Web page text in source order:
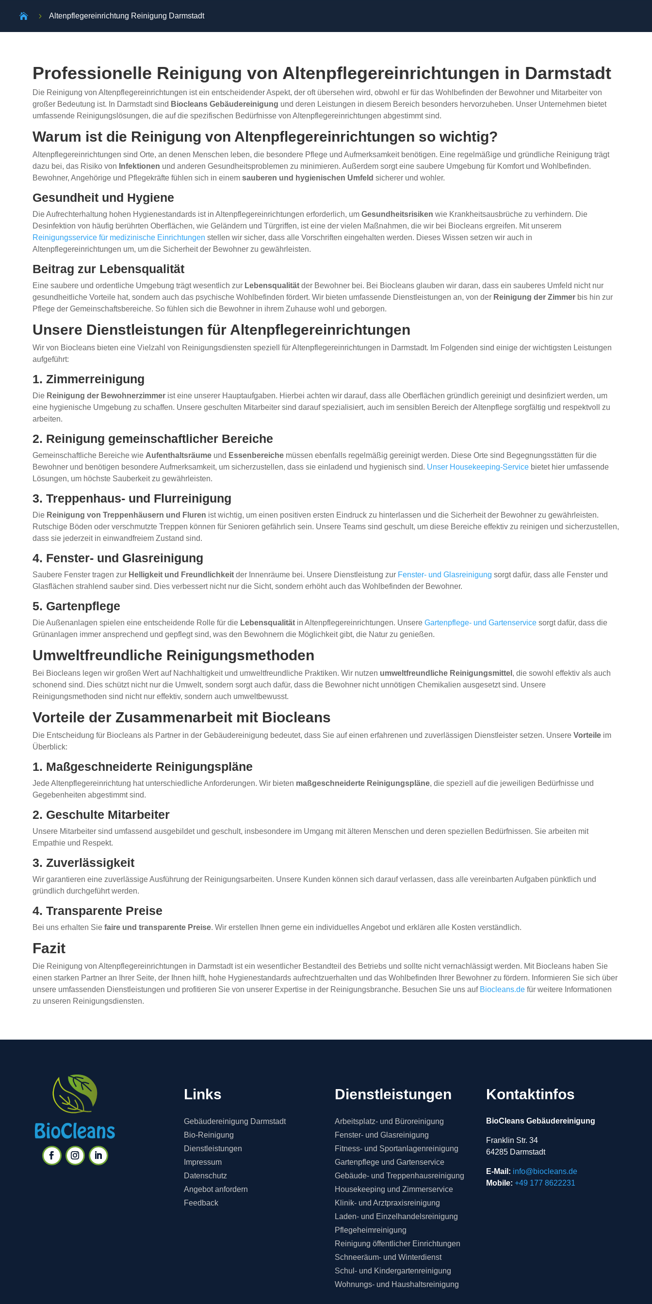
 5 Altenpflegereinrichtung Reinigung Darmstadt
Professionelle Reinigung von Altenpflegereinrichtungen in Darmstadt
Die Reinigung von Altenpflegereinrichtungen ist ein entscheidender Aspekt, der oft übersehen wird, obwohl er für das Wohlbefinden der Bewohner und Mitarbeiter von
großer Bedeutung ist. In Darmstadt sind Biocleans Gebäudereinigung und deren Leistungen in diesem Bereich besonders hervorzuheben. Unser Unternehmen bietet
umfassende Reinigungslösungen, die auf die spezifischen Bedürfnisse von Altenpflegereinrichtungen abgestimmt sind.
Warum ist die Reinigung von Altenpflegereinrichtungen so wichtig?
Altenpflegereinrichtungen sind Orte, an denen Menschen leben, die besondere Pflege und Aufmerksamkeit benötigen. Eine regelmäßige und gründliche Reinigung trägt
dazu bei, das Risiko von Infektionen und anderen Gesundheitsproblemen zu minimieren. Außerdem sorgt eine saubere Umgebung für Komfort und Wohlbefinden.
Bewohner, Angehörige und Pflegekräfte fühlen sich in einemsauberen und hygienischen Umfeld sicherer und wohler.
Gesundheit und Hygiene
Die Aufrechterhaltung hohen Hygienestandards ist in Altenpflegereinrichtungen erforderlich, umGesundheitsrisiken wie Krankheitsausbrüche zu verhindern. Die
Desinfektion von häufig berührten Oberflächen, wie Geländern und Türgriffen, ist eine der vielen Maßnahmen, die wir bei Biocleans ergreifen. Mit unserem
Reinigungsservice für medizinische Einrichtungen stellen wir sicher, dass alle Vorschriften eingehalten werden. Dieses Wissen setzen wir auch in
Altenpflegereinrichtungen um, um die Sicherheit der Bewohner zu gewährleisten.
Beitrag zur Lebensqualität
Eine saubere und ordentliche Umgebung trägt wesentlich zur Lebensqualität der Bewohner bei. Bei Biocleans glauben wir daran, dass ein sauberes Umfeld nicht nur
gesundheitliche Vorteile hat, sondern auch das psychische Wohlbefinden fördert. Wir bieten umfassende Dienstleistungen an, von der Reinigung der Zimmer bis hin zur
Pflege der Gemeinschaftsbereiche. So fühlen sich die Bewohner in ihrem Zuhause wohl und geborgen.
Unsere Dienstleistungen für Altenpflegereinrichtungen
Wir von Biocleans bieten eine Vielzahl von Reinigungsdiensten speziell für Altenpflegereinrichtungen in Darmstadt. Im Folgenden sind einige der wichtigsten Leistungen
aufgeführt:
1. Zimmerreinigung
Die Reinigung der Bewohnerzimmer ist eine unserer Hauptaufgaben. Hierbei achten wir darauf, dass alle Oberflächen gründlich gereinigt und desinfiziert werden, um
eine hygienische Umgebung zu schaffen. Unsere geschulten Mitarbeiter sind darauf spezialisiert, auch im sensiblen Bereich der Altenpflege sorgfältig und respektvoll zu
arbeiten.
2. Reinigung gemeinschaftlicher Bereiche
Gemeinschaftliche Bereiche wie Aufenthaltsräume und Essenbereiche müssen ebenfalls regelmäßig gereinigt werden. Diese Orte sind Begegnungsstätten für die
Bewohner und benötigen besondere Aufmerksamkeit, um sicherzustellen, dass sie einladend und hygienisch sind. Unser Housekeeping-Service bietet hier umfassende
Lösungen, um höchste Sauberkeit zu gewährleisten.
3. Treppenhaus- und Flurreinigung
Die Reinigung von Treppenhäusern und Fluren ist wichtig, um einen positiven ersten Eindruck zu hinterlassen und die Sicherheit der Bewohner zu gewährleisten.
Rutschige Böden oder verschmutzte Treppen können für Senioren gefährlich sein. Unsere Teams sind geschult, um diese Bereiche effektiv zu reinigen und sicherzustellen,
dass sie jederzeit in einwandfreiem Zustand sind.
4. Fenster- und Glasreinigung
Saubere Fenster tragen zur Helligkeit und Freundlichkeit der Innenräume bei. Unsere Dienstleistung zur Fenster- und Glasreinigung sorgt dafür, dass alle Fenster und
Glasflächen strahlend sauber sind. Dies verbessert nicht nur die Sicht, sondern erhöht auch das Wohlbefinden der Bewohner.
5. Gartenpflege
Die Außenanlagen spielen eine entscheidende Rolle für die Lebensqualität in Altenpflegereinrichtungen. UnsereGartenpflege- und Gartenservice sorgt dafür, dass die
Grünanlagen immer ansprechend und gepflegt sind, was den Bewohnern die Möglichkeit gibt, die Natur zu genießen.
Umweltfreundliche Reinigungsmethoden
Bei Biocleans legen wir großen Wert auf Nachhaltigkeit und umweltfreundliche Praktiken. Wir nutzen umweltfreundliche Reinigungsmittel , die sowohl effektiv als auch
schonend sind. Dies schützt nicht nur die Umwelt, sondern sorgt auch dafür, dass die Bewohner nicht unnötigen Chemikalien ausgesetzt sind. Unsere
Reinigungsmethoden sind nicht nur effektiv, sondern auch umweltbewusst.
Vorteile der Zusammenarbeit mit Biocleans
Die Entscheidung für Biocleans als Partner in der Gebäudereinigung bedeutet, dass Sie auf einen erfahrenen und zuverlässigen Dienstleister setzen. UnsereVorteile im
Überblick:
1. Maßgeschneiderte Reinigungspläne
Jede Altenpflegereinrichtung hat unterschiedliche Anforderungen. Wir bieten maßgeschneiderte Reinigungspläne, die speziell auf die jeweiligen Bedürfnisse und
Gegebenheiten abgestimmt sind.
2. Geschulte Mitarbeiter
Unsere Mitarbeiter sind umfassend ausgebildet und geschult, insbesondere im Umgang mit älteren Menschen und deren speziellen Bedürfnissen. Sie arbeiten mit
Empathie und Respekt.
3. Zuverlässigkeit
Wir garantieren eine zuverlässige Ausführung der Reinigungsarbeiten. Unsere Kunden können sich darauf verlassen, dass alle vereinbarten Aufgaben pünktlich und
gründlich durchgeführt werden.
4. Transparente Preise
Bei uns erhalten Siefaire und transparente Preise. Wir erstellen Ihnen gerne ein individuelles Angebot und erklären alle Kosten verständlich.
Fazit
Die Reinigung von Altenpflegereinrichtungen in Darmstadt ist ein wesentlicher Bestandteil des Betriebs und sollte nicht vernachlässigt werden. Mit Biocleans haben Sie
einen starken Partner an Ihrer Seite, der Ihnen hilft, hohe Hygienestandards aufrechtzuerhalten und das Wohlbefinden Ihrer Bewohner zu fördern. Informieren Sie sich über
unsere umfassenden Dienstleistungen und profitieren Sie von unserer Expertise in der Reinigungsbranche. Besuchen Sie uns auf Biocleans.de für weitere Informationen
zu unseren Reinigungsdiensten.
Links
Gebäudereinigung Darmstadt
Bio-Reinigung
Dienstleistungen
Impressum
Datenschutz
Angebot anfordern
Feedback
Dienstleistungen
Arbeitsplatz- und Büroreinigung
Fenster- und Glasreinigung
Fitness- und Sportanlagenreinigung
Gartenpflege und Gartenservice
Gebäude- und Treppenhausreinigung
Housekeeping und Zimmerservice
Klinik- und Arztpraxisreinigung
Laden- und Einzelhandelsreinigung
Pflegeheimreinigung
Reinigung öffentlicher Einrichtungen
Schneeräum- und Winterdienst
Schul- und Kindergartenreinigung
Wohnungs- und Haushaltsreinigung
Kontaktinfos
BioCleans Gebäudereinigung
Franklin Str. 34
64285 Darmstadt
E-Mail: info@biocleans.de
Mobile: +49 177 8622231